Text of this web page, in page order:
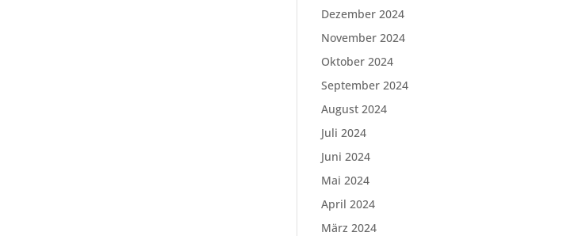
Dezember 2024
November 2024
Oktober 2024
September 2024
August 2024
Juli 2024
Juni 2024
Mai 2024
April 2024
März 2024